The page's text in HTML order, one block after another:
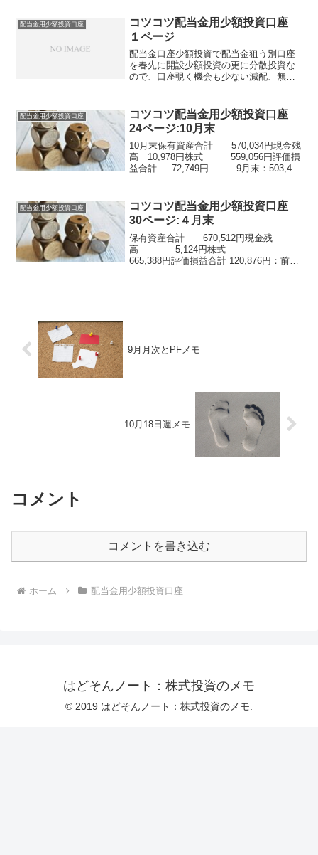
金受け取り、売買：...
配当金用少額投資口座
コツコツ配当金用少額投資口座
１ページ
配当金口座少額投資で配当金狙う別口座
を春先に開設少額投資の更に分散投資な
ので、口座覗く機会も少ない減配、無配
合計26,685円評価損益合計 -2,501円評価
損の...
配当金用少額投資口座
コツコツ配当金用少額投資口座
24ページ:10月末
10月末保有資産合計 570,034円現金残
高 10,978円株式 559,056円評価損
益合計 72,749円 9月末：503,432
株と...
配当金用少額投資口座
コツコツ配当金用少額投資口座
30ページ:４月末
保有資産合計 670,512円現金残
高 5,124円株式
665,388円評価損益合計 120,876円：前月
9月月次とPFメモ
10月18日週メモ
コメント
コメントを書き込む
ホーム 配当金用少額投資口座
はどそんノート：株式投資のメモ
© 2019 はどそんノート：株式投資のメモ.